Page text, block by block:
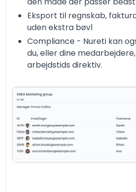
Eksport til regnskab,
uden ekstra bøvl
Compliance - Nureti kan
du, eller dine
arbejdstids direktiv.